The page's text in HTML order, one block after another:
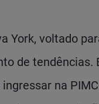
York, voltado
de tendências.
na